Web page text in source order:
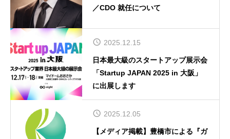
／CDO 就任について
2025.12.15
日本最大級のスタートアップ展示会
「Startup JAPAN 2025 in 大阪」
に出展します
2025.12.05
【メディア掲載】豊橋市による『ガ